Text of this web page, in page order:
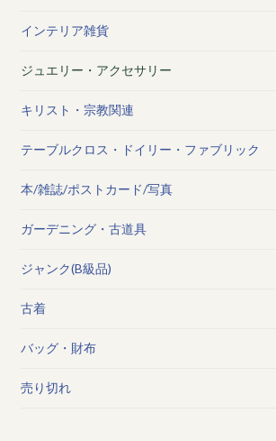
インテリア雑貨
ジュエリー・アクセサリー
キリスト・宗教関連
テーブルクロス・ドイリー・ファブリック
本/雑誌/ポストカード/写真
ガーデニング・古道具
ジャンク(B級品)
古着
バッグ・財布
売り切れ